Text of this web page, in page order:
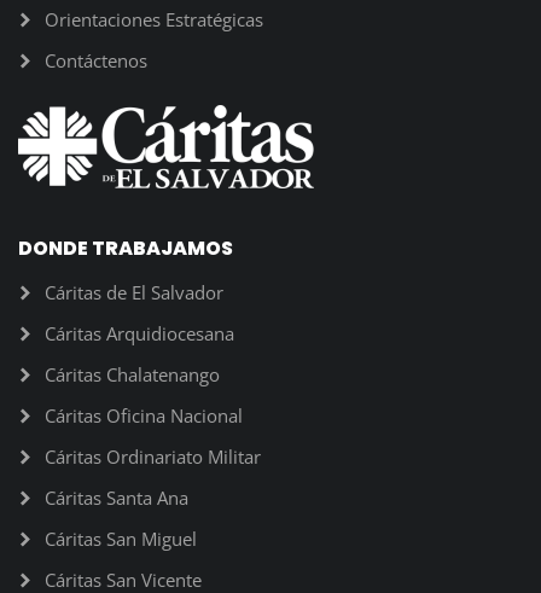
Orientaciones Estratégicas
Contáctenos
DONDE TRABAJAMOS
Cáritas de El Salvador
Cáritas Arquidiocesana
Cáritas Chalatenango
Cáritas Oficina Nacional
Cáritas Ordinariato Militar
Cáritas Santa Ana
Cáritas San Miguel
Cáritas San Vicente